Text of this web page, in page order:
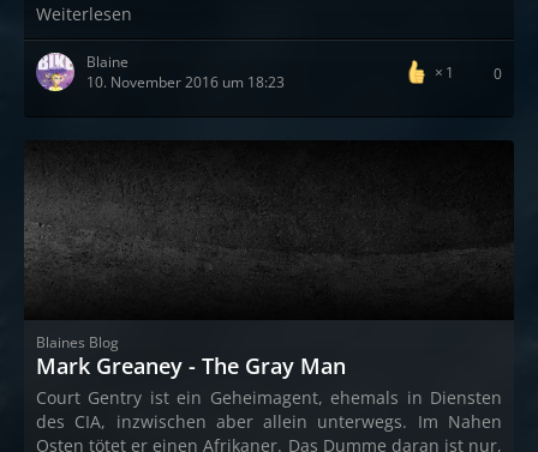
Weiterlesen
Blaine
10. November 2016 um 18:23
1 0
Blaines Blog
Mark Greaney - The Gray Man
Court Gentry ist ein Geheimagent, ehemals in Diensten
des CIA, inzwischen aber allein unterwegs. Im Nahen
Osten tötet er einen Afrikaner. Das Dumme daran ist nur,